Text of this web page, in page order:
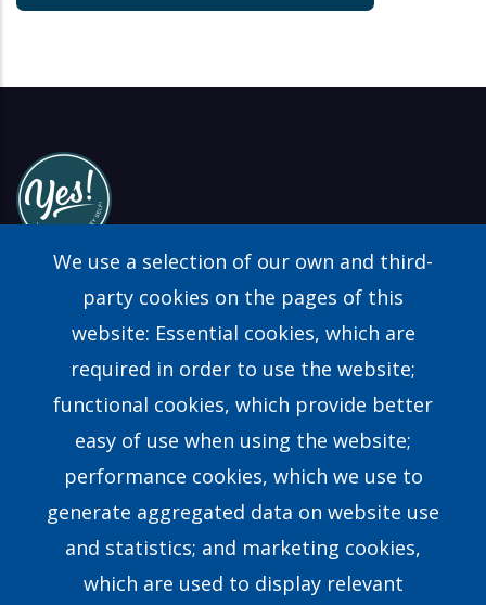
Find a Consultant
FAQs
Contact Us
Our Story
Our Team
We use a selection of our own and third-
party cookies on the pages of this
website: Essential cookies, which are
required in order to use the website;
functional cookies, which provide better
easy of use when using the website;
performance cookies, which we use to
generate aggregated data on website use
and statistics; and marketing cookies,
which are used to display relevant